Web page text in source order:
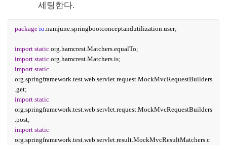
세팅한다.
package io.namjune.springbootconceptandutilization.user;
import static org.hamcrest.Matchers.equalTo;
import static org.hamcrest.Matchers.is;
import static
org.springframework.test.web.servlet.request.MockMvcRequestBuilders
.get;
import static
org.springframework.test.web.servlet.request.MockMvcRequestBuilders
.post;
import static
org.springframework.test.web.servlet.result.MockMvcResultMatchers.c